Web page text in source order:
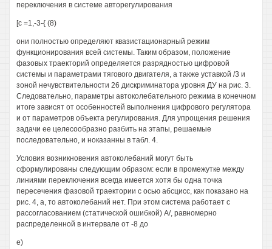
переключения в системе авторегулирования
[с =1,-3-{ (8)
они полностью определяют квазистационарный режим
функционирования всей системы. Таким образом, положение
фазовых траекторий определяется разрядностью цифровой
системы и параметрами тягового двигателя, а также уставкой /3 и
зоной нечувствительности 26 дискриминатора уровня ДУ на рис. 3.
Следовательно, параметры автоколебательного режима в конечном
итоге зависят от особенностей выполнения цифрового регулятора
и от параметров объекта регулирования. Для упрощения решения
задачи ее целесообразно разбить на этапы, решаемые
последовательно, и ноказанны в табл. 4.
Условия возникновения автоколебаний могут быть
сформулированы следующим образом: если в промежутке между
линиями переключения всегда имеется хотя бы одна точка
пересечения фазовой траектории с осью абсцисс, как показано на
рис. 4, а, то автоколебаний нет. При этом система работает с
рассогласованием (статической ошибкой) А/, равномерно
распределенной в интервале от -8 до
е)